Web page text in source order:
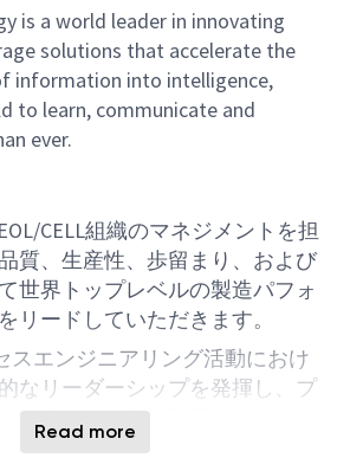
is a world leader in innovating
solutions that accelerate the
information into intelligence,
to learn, communicate and
ever.
CELL組織のマネジメントを担
質、生産性、歩留まり、および
世界トップレベルの製造パフォ
リードしていただきます。
スエンジニアリング活動におけ
なリーダーシップを発揮し、プ
歩留まり改善、製品性能向上、
目標の達成を推進するポジショ
Read more